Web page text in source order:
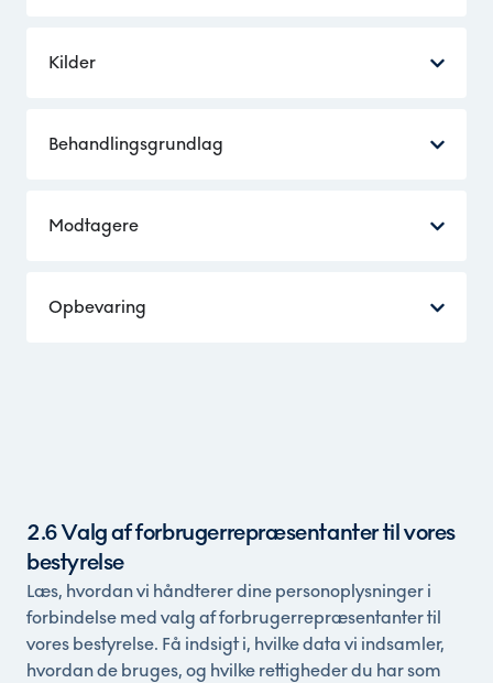
Kilder
Behandlingsgrundlag
Modtagere
Opbevaring
2.6 Valg af forbrugerrepræsentanter til vores
bestyrelse
Læs, hvordan vi håndterer dine personoplysninger i
forbindelse med valg af forbrugerrepræsentanter til
vores bestyrelse. Få indsigt i, hvilke data vi indsamler,
hvordan de bruges, og hvilke rettigheder du har som